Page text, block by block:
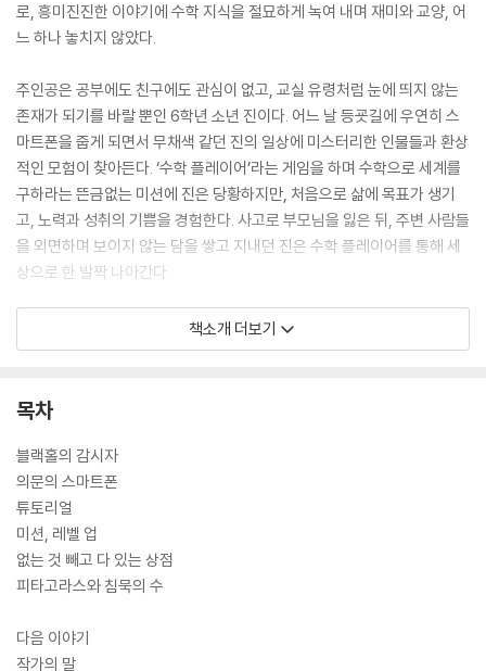
로, 흥미진진한 이야기에 수학 지식을 절묘하게 녹여 내며 재미와 교양, 어
느 하나 놓치지 않았다.
주인공은 공부에도 친구에도 관심이 없고, 교실 유령처럼 눈에 띄지 않는
존재가 되기를 바랄 뿐인 6학년 소년 진이다. 어느 날 등굣길에 우연히 스
마트폰을 줍게 되면서 무채색 같던 진의 일상에 미스터리한 인물들과 환상
적인 모험이 찾아든다. ‘수학 플레이어’라는 게임을 하며 수학으로 세계를
구하라는 뜬금없는 미션에 진은 당황하지만, 처음으로 삶에 목표가 생기
고, 노력과 성취의 기쁨을 경험한다. 사고로 부모님을 잃은 뒤, 주변 사람들
을 외면하며 보이지 않는 담을 쌓고 지내던 진은 수학 플레이어를 통해 세
상으로 한 발짝 나아간다.
진의 모험이 시작되는 1권에서는 6학년 1학기에 배우는 비와 비율을 시작
으로 개념을 연결해 직각삼각형 세 변의 길이에 관한 피타고라스의 정리,
책소개 더보기
목차
블랙홀의 감시자
의문의 스마트폰
튜토리얼
미션, 레벨 업
없는 것 빼고 다 있는 상점
피타고라스와 침묵의 수
다음 이야기
작가의 말